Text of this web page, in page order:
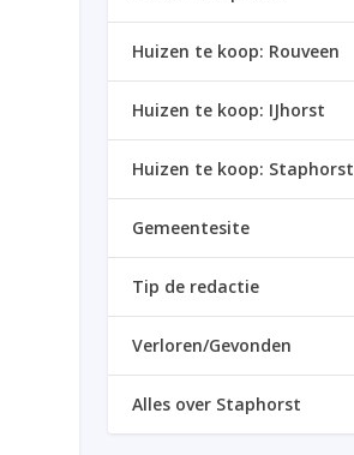
Huizen te koop: Rouveen
Huizen te koop: IJhorst
Huizen te koop: Staphorst
Gemeentesite
Tip de redactie
Verloren/Gevonden
Alles over Staphorst